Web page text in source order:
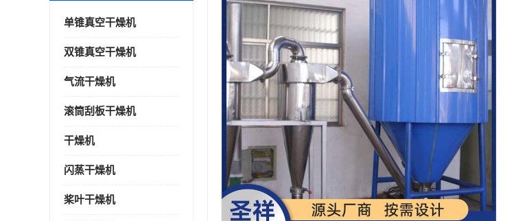
单锥真空干燥机
双锥真空干燥机
气流干燥机
滚筒刮板干燥机
干燥机
闪蒸干燥机
桨叶干燥机